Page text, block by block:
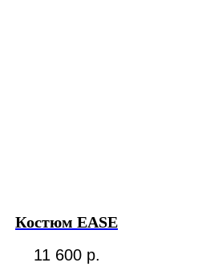
Костюм EASE
11 600 р.